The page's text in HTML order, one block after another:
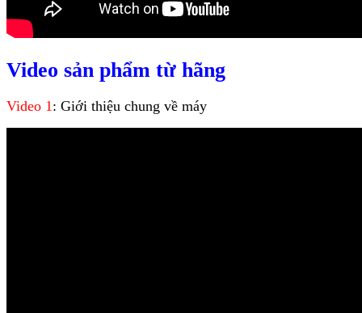
Video sản phẩm từ hãng
Video 1: Giới thiệu chung về máy